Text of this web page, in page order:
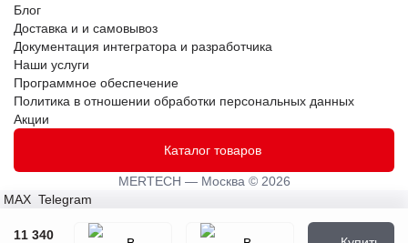
11 340
Блог
Доставка и и самовывоз
Документация интегратора и разработчика
Наши услуги
Программное обеспечение
Политика в отношении обработки персональных данных
Акции
Каталог товаров
MERTECH — Москва © 2026
MAX Telegram